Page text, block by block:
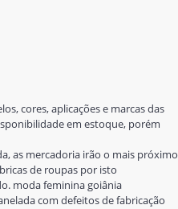
cores, aplicações e marcas das
em estoque, porém
as mercadoria irão o mais próximo
de roupas por isto
moda feminina goiânia
com defeitos de fabricação